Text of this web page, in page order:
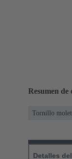
Resumen de
Tornillo
Detalles